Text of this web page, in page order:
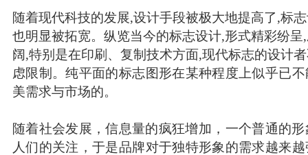
WZGEO：180 98979252
计
计
产品包装设
计
课件创意视
频
加工、设备
制造
培训、代理
服务
设计、品牌
营销
美妆、服装
配饰
快消、养生
大健康
联系我们
随着现代科技的发展,设计手段被极大地提高了,标
也明显被拓宽。纵览当今的标志设计,形式精彩纷呈
阔,特别是在印刷、复制技术方面,现代标志的设计
虑限制。纯平面的标志图形在某种程度上似乎已
美需求与市场的。
随着社会发展，信息量的疯狂增加，一个普通的
人们的关注，于是品牌对于独特形象的需求越来